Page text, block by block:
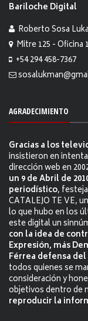
Bariloche Digital
Roberto Sosa
Mitre 125 - Oficina
+54 294 458-7367
AGRADECIMIENTO
Gracias a los
insistieron en
dirección web en
un 9 de Abril de
periodístico,
CATALEJO TE VE,
lo que hubo en los
este digital un
con la idea de
Expresión, más
Férrea defensa
todos quienes se
consideración y
objetivos dentro de
reproducir la